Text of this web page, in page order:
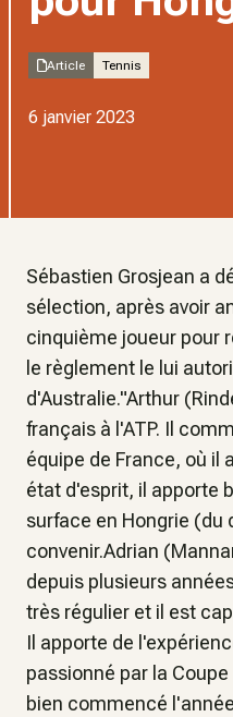
Article Tennis
6 janvier 2023
Sébastien Grosjean a
sélection, après avoir
cinquième joueur pour
le règlement le lui
d'Australie."Arthur
français à l'ATP. Il
équipe de France, où il
état d'esprit, il apporte
surface en Hongrie (du
convenir.Adrian
depuis plusieurs
très régulier et il est
Il apporte de
passionné par la
bien commencé